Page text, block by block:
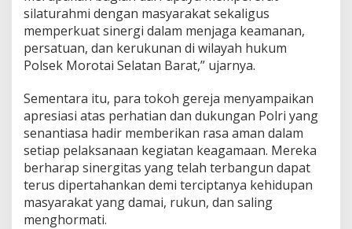
silaturahmi dengan masyarakat sekaligus
memperkuat sinergi dalam menjaga keamanan,
persatuan, dan kerukunan di wilayah hukum
Polsek Morotai Selatan Barat,” ujarnya.
Sementara itu, para tokoh gereja menyampaikan
apresiasi atas perhatian dan dukungan Polri yang
senantiasa hadir memberikan rasa aman dalam
setiap pelaksanaan kegiatan keagamaan. Mereka
berharap sinergitas yang telah terbangun dapat
terus dipertahankan demi terciptanya kehidupan
masyarakat yang damai, rukun, dan saling
menghormati.